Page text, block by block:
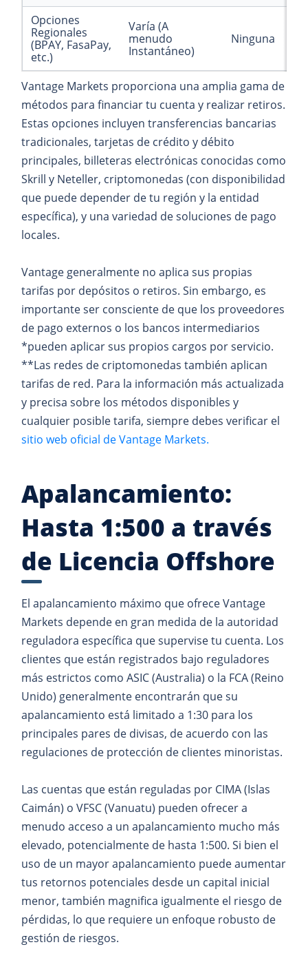
Opciones
Regionales
(BPAY, FasaPay,
etc.)
Varía (A
menudo
Instantáneo)
Ninguna
Vantage Markets proporciona una amplia gama de
métodos para financiar tu cuenta y realizar retiros.
Estas opciones incluyen transferencias bancarias
tradicionales, tarjetas de crédito y débito
principales, billeteras electrónicas conocidas como
Skrill y Neteller, criptomonedas (con disponibilidad
que puede depender de tu región y la entidad
específica), y una variedad de soluciones de pago
locales.
Vantage generalmente no aplica sus propias
tarifas por depósitos o retiros. Sin embargo, es
importante ser consciente de que los proveedores
de pago externos o los bancos intermediarios
*pueden aplicar sus propios cargos por servicio.
**Las redes de criptomonedas también aplican
tarifas de red. Para la información más actualizada
y precisa sobre los métodos disponibles y
cualquier posible tarifa, siempre debes verificar el
sitio web oficial de Vantage Markets.
Apalancamiento:
Hasta 1:500 a través
de Licencia Offshore
El apalancamiento máximo que ofrece Vantage
Markets depende en gran medida de la autoridad
reguladora específica que supervise tu cuenta. Los
clientes que están registrados bajo reguladores
más estrictos como ASIC (Australia) o la FCA (Reino
Unido) generalmente encontrarán que su
apalancamiento está limitado a 1:30 para los
principales pares de divisas, de acuerdo con las
regulaciones de protección de clientes minoristas.
Las cuentas que están reguladas por CIMA (Islas
Caimán) o VFSC (Vanuatu) pueden ofrecer a
menudo acceso a un apalancamiento mucho más
elevado, potencialmente de hasta 1:500. Si bien el
uso de un mayor apalancamiento puede aumentar
tus retornos potenciales desde un capital inicial
menor, también magnifica igualmente el riesgo de
pérdidas, lo que requiere un enfoque robusto de
gestión de riesgos.